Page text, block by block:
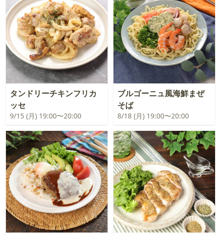
タンドリーチキンフリカ
ッセ
9/15 (月) 19:00〜20:00
ブルゴーニュ風海鮮まぜ
そば
8/18 (月) 19:00〜20:00